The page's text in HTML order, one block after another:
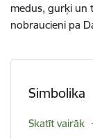
medus, gurķi un
nobraucieni pa
Simbolika
Skatīt vairāk